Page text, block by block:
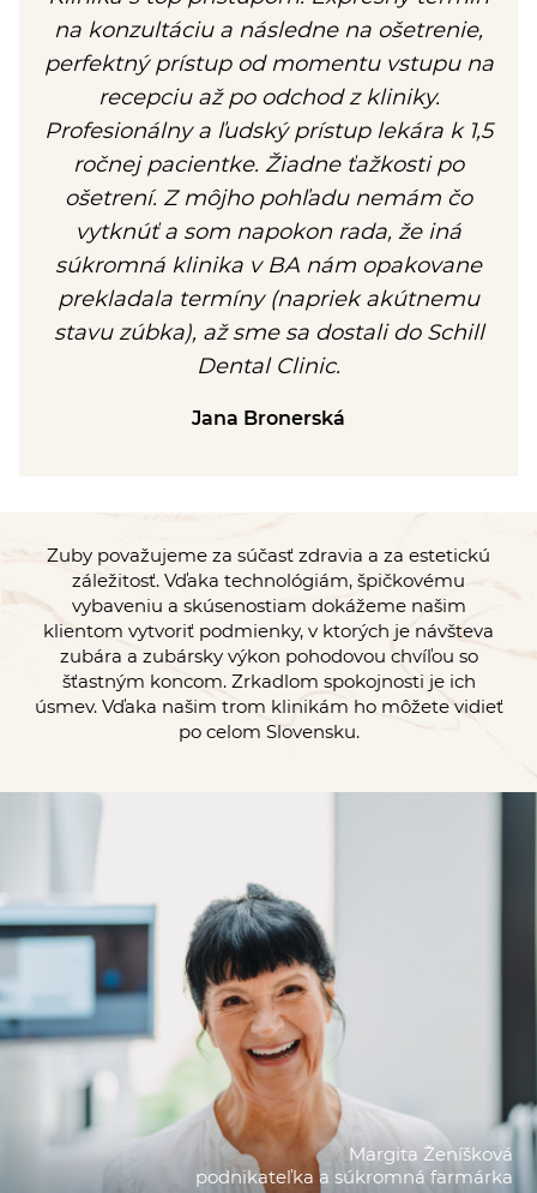
na konzultáciu a následne na ošetrenie,
perfektný prístup od momentu vstupu na
recepciu až po odchod z kliniky.
Profesionálny a ľudský prístup lekára k 1,5
ročnej pacientke. Žiadne ťažkosti po
ošetrení. Z môjho pohľadu nemám čo
vytknúť a som napokon rada, že iná
súkromná klinika v BA nám opakovane
prekladala termíny (napriek akútnemu
stavu zúbka), až sme sa dostali do Schill
Dental Clinic.
Jana Bronerská
Zuby považujeme za súčasť zdravia a za estetickú
záležitosť. Vďaka technológiám, špičkovému
vybaveniu a skúsenostiam dokážeme našim
klientom vytvoriť podmienky, v ktorých je návšteva
zubára a zubársky výkon pohodovou chvíľou so
šťastným koncom. Zrkadlom spokojnosti je ich
úsmev. Vďaka našim trom klinikám ho môžete vidieť
po celom Slovensku.
Margita Ženíšková
podnikateľka a súkromná farmárka